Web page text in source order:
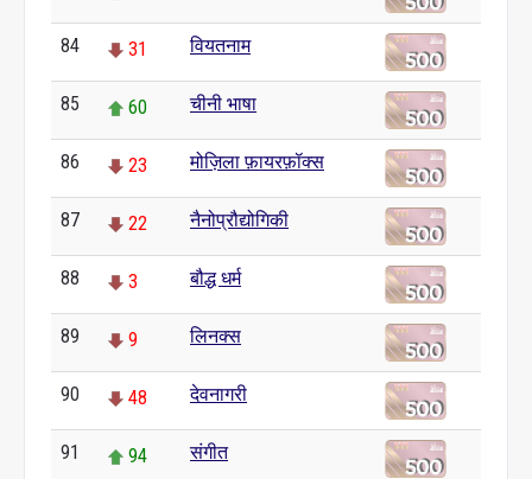
84 31 वियतनाम
85 60 चीनी भाषा
86 23 मोज़िला फ़ायरफ़ॉक्स
87 22 नैनोप्रौद्योगिकी
88 3 बौद्ध धर्म
89 9 लिनक्स
90 48 देवनागरी
91 94 संगीत